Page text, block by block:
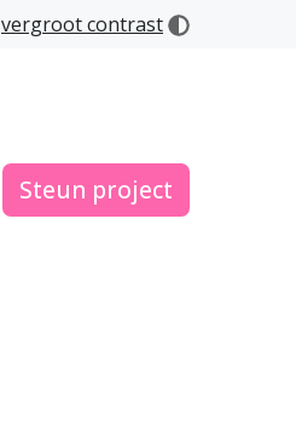
vergroot contrast
Steun project